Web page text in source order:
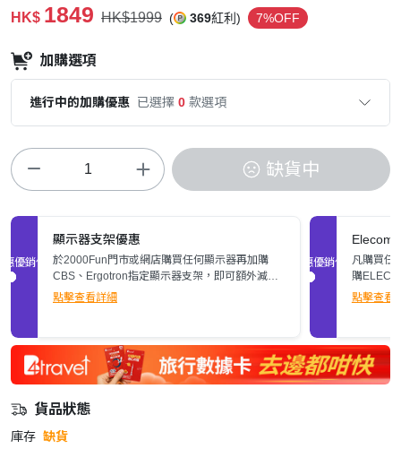
HK$ 1849 HK$1999 ( 369紅利) 7%OFF
加購選項
進行中的加購優惠 已選擇 0 款選項
缺貨中
促銷優惠
顯示器支架優惠
於2000Fun門市或網店購買任何顯示器再加購
CBS、Ergotron指定顯示器支架，即可額外減多
$200。立即了解詳情>>
點擊查看詳細
促銷優惠
Elecom
凡購買任
購
張)。
點擊查看
貨品狀態
庫存 缺貨